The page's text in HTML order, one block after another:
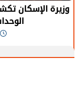
وزيرة الإسكان